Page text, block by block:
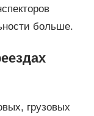
больше.
грузовых